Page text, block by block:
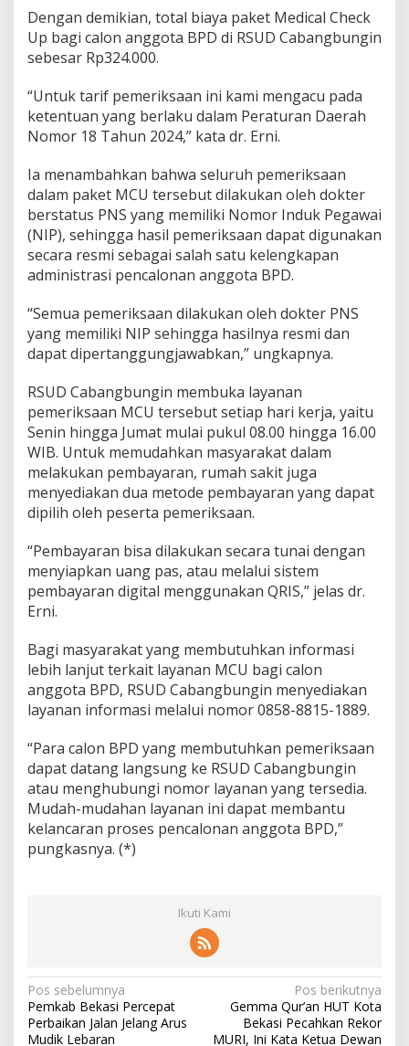
Dengan demikian, total biaya paket Medical Check
Up bagi calon anggota BPD di RSUD Cabangbungin
sebesar Rp324.000.
“Untuk tarif pemeriksaan ini kami mengacu pada
ketentuan yang berlaku dalam Peraturan Daerah
Nomor 18 Tahun 2024,” kata dr. Erni.
Ia menambahkan bahwa seluruh pemeriksaan
dalam paket MCU tersebut dilakukan oleh dokter
berstatus PNS yang memiliki Nomor Induk Pegawai
(NIP), sehingga hasil pemeriksaan dapat digunakan
secara resmi sebagai salah satu kelengkapan
administrasi pencalonan anggota BPD.
“Semua pemeriksaan dilakukan oleh dokter PNS
yang memiliki NIP sehingga hasilnya resmi dan
dapat dipertanggungjawabkan,” ungkapnya.
RSUD Cabangbungin membuka layanan
pemeriksaan MCU tersebut setiap hari kerja, yaitu
Senin hingga Jumat mulai pukul 08.00 hingga 16.00
WIB. Untuk memudahkan masyarakat dalam
melakukan pembayaran, rumah sakit juga
menyediakan dua metode pembayaran yang dapat
dipilih oleh peserta pemeriksaan.
“Pembayaran bisa dilakukan secara tunai dengan
menyiapkan uang pas, atau melalui sistem
pembayaran digital menggunakan QRIS,” jelas dr.
Erni.
Bagi masyarakat yang membutuhkan informasi
lebih lanjut terkait layanan MCU bagi calon
anggota BPD, RSUD Cabangbungin menyediakan
layanan informasi melalui nomor 0858-8815-1889.
“Para calon BPD yang membutuhkan pemeriksaan
dapat datang langsung ke RSUD Cabangbungin
atau menghubungi nomor layanan yang tersedia.
Mudah-mudahan layanan ini dapat membantu
kelancaran proses pencalonan anggota BPD,”
pungkasnya. (*)
Ikuti Kami
N
a
Pos sebelumnya
Pemkab Bekasi Percepat
Perbaikan Jalan Jelang Arus
Mudik Lebaran
Pos berikutnya
Gemma Qur’an HUT Kota
Bekasi Pecahkan Rekor
MURI, Ini Kata Ketua Dewan